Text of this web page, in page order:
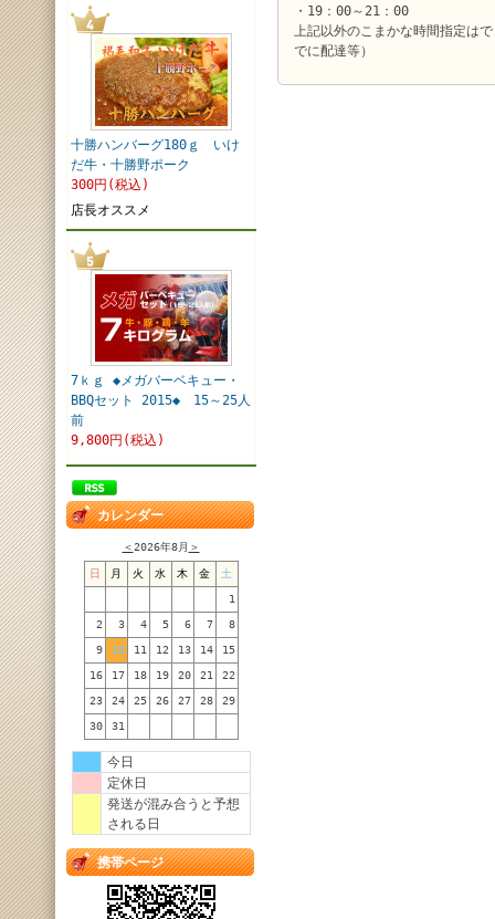
十勝ハンバーグ180ｇ いけ
だ牛・十勝野ポーク
300円(税込)
店長オススメ
7ｋｇ ◆メガバーベキュー・
BBQセット 2015◆ 15～25人
前
9,800円(税込)
カレンダー
＜2026年8月 ＞
日 月 火 水 木 金 土
1
2 3 4 5 6 7 8
9 10 11 12 13 14 15
16 17 18 19 20 21 22
23 24 25 26 27 28 29
30 31
今日
定休日
発送が混み合うと予想
される日
携帯ページ
・19：00～21：00
上記以外のこまかな時間指定は
でに配達等）